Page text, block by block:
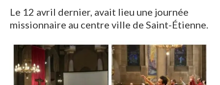
Le 12 avril dernier, avait lieu une journée
missionnaire au centre ville de Saint-Étienne.